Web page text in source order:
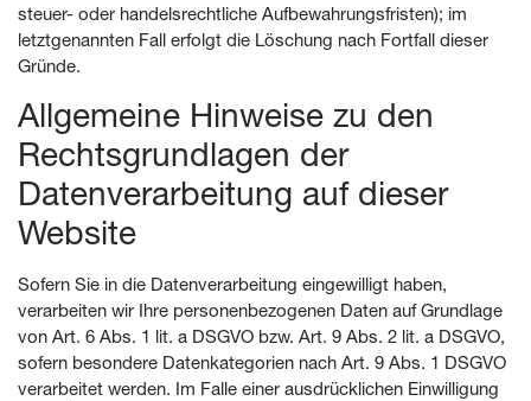
steuer- oder handelsrechtliche Aufbewahrungsfristen); im
letztgenannten Fall erfolgt die Löschung nach Fortfall dieser
Gründe.
Allgemeine Hinweise zu den
Rechtsgrundlagen der
Datenverarbeitung auf dieser
Website
Sofern Sie in die Datenverarbeitung eingewilligt haben,
verarbeiten wir Ihre personenbezogenen Daten auf Grundlage
von Art. 6 Abs. 1 lit. a DSGVO bzw. Art. 9 Abs. 2 lit. a DSGVO,
sofern besondere Datenkategorien nach Art. 9 Abs. 1 DSGVO
verarbeitet werden. Im Falle einer ausdrücklichen Einwilligung